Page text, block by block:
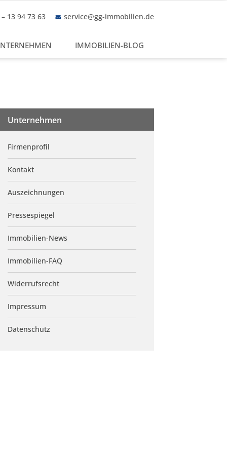
13 94 73 63 service@gg-immobilien.de
IMMOBILIEN-BLOG
Unternehmen
Firmenprofil
Kontakt
Auszeichnungen
Pressespiegel
Immobilien-News
Immobilien-FAQ
Widerrufsrecht
Impressum
Datenschutz